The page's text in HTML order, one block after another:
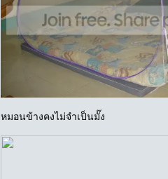
หมอนข้างคงไม่จำเป็นมั๊ง